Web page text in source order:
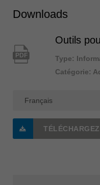
Downloads
PDF
Outils
Type:
Catégorie:
TÉLÉCHARGEZ